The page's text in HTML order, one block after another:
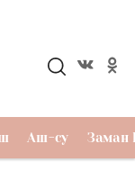
Аш-су Заман